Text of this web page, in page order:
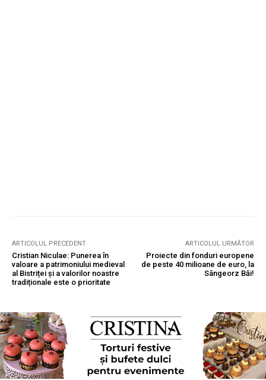
ARTICOLUL PRECEDENT
Cristian Niculae: Punerea în
valoare a patrimoniului medieval
al Bistriței și a valorilor noastre
tradiționale este o prioritate
ARTICOLUL URMĂTOR
Proiecte din fonduri europene
de peste 40 milioane de euro, la
Sângeorz Băi!